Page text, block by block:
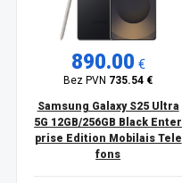
890.00 €
Bez PVN 735.54 €
Samsung Galaxy S25 Ultra
5G 12GB/256GB Black Enter
prise Edition Mobilais Tele
fons